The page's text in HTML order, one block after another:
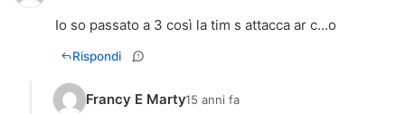
Io so passato a 3 così la tim s attacca ar c...o
Rispondi
Francy E Marty15 anni fa